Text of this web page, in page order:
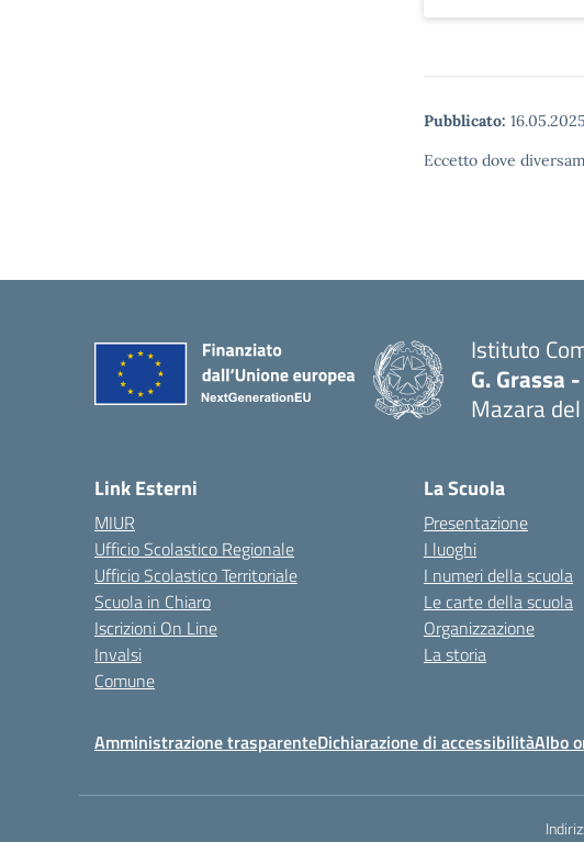
Pubblicato: 16.05.2025
Eccetto dove
Istituto
G. Grassa
Mazara
Link Esterni
MIUR
Ufficio Scolastico Regionale
Ufficio Scolastico Territoriale
Scuola in Chiaro
Iscrizioni On Line
Invalsi
Comune
La Scuola
Presentazione
I luoghi
I numeri della scuola
Le carte della scuola
Organizzazione
La storia
Amministrazione trasparenteDichiarazione di accessibilitàAlbo